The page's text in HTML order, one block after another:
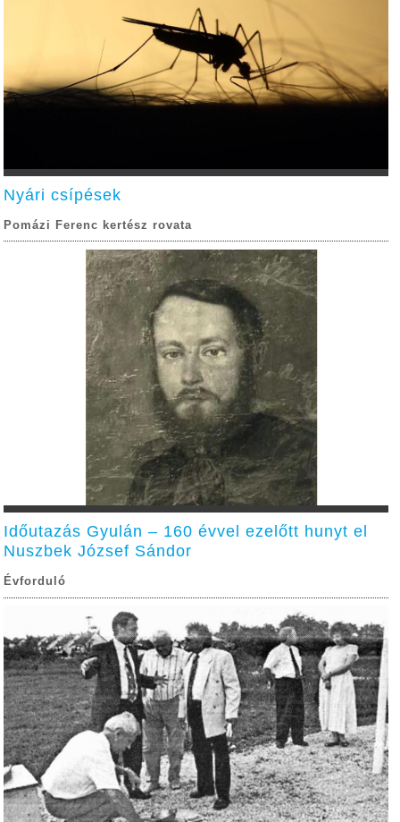
Nyári csípések
Pomázi Ferenc kertész rovata
Időutazás Gyulán – 160 évvel ezelőtt hunyt el
Nuszbek József Sándor
Évforduló